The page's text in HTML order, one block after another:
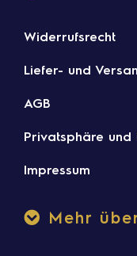
Widerrufsrecht
Liefer- und
AGB
Privatsphäre und
Impressum
Mehr